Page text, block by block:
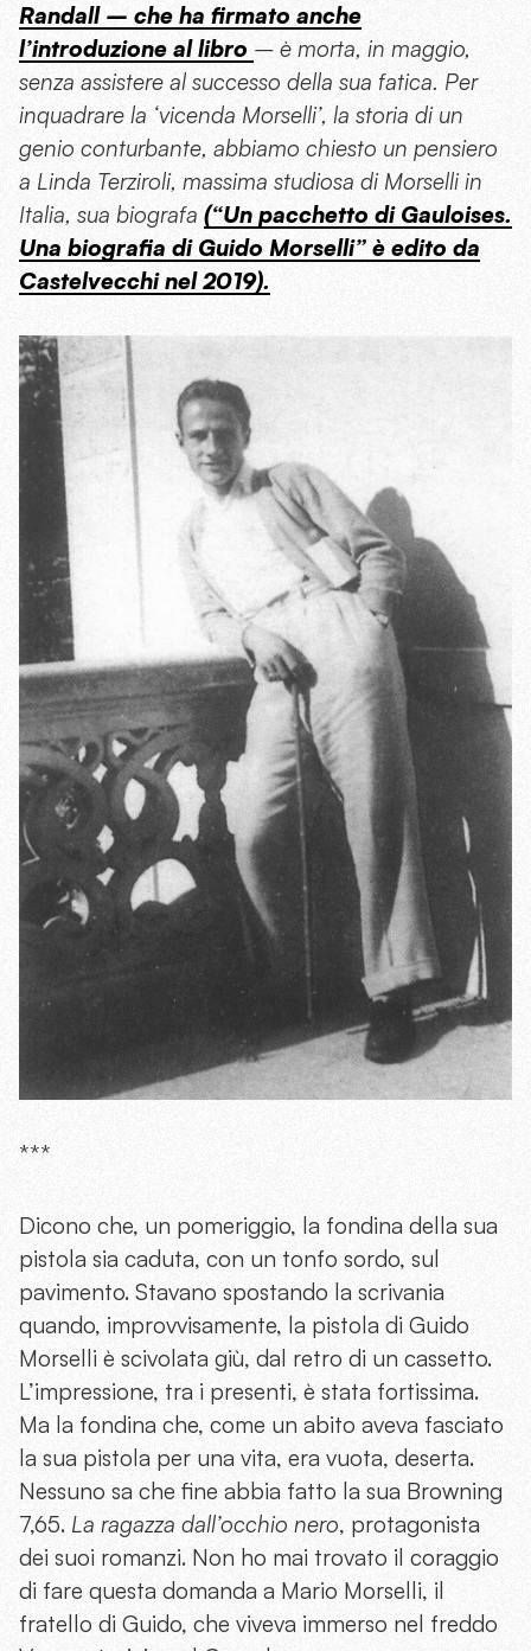
Randall – che ha firmato anche
l’introduzione al libro – è morta, in maggio,
senza assistere al successo della sua fatica. Per
inquadrare la ‘vicenda Morselli’, la storia di un
genio conturbante, abbiamo chiesto un pensiero
a Linda Terziroli, massima studiosa di Morselli in
Italia, sua biografa (“Un pacchetto di Gauloises.
Una biografia di Guido Morselli” è edito da
Castelvecchi nel 2019).
***
Dicono che, un pomeriggio, la fondina della sua
pistola sia caduta, con un tonfo sordo, sul
pavimento. Stavano spostando la scrivania
quando, improvvisamente, la pistola di Guido
Morselli è scivolata giù, dal retro di un cassetto.
L’impressione, tra i presenti, è stata fortissima.
Ma la fondina che, come un abito aveva fasciato
la sua pistola per una vita, era vuota, deserta.
Nessuno sa che fine abbia fatto la sua Browning
7,65. La ragazza dall’occhio nero, protagonista
dei suoi romanzi. Non ho mai trovato il coraggio
di fare questa domanda a Mario Morselli, il
fratello di Guido, che viveva immerso nel freddo